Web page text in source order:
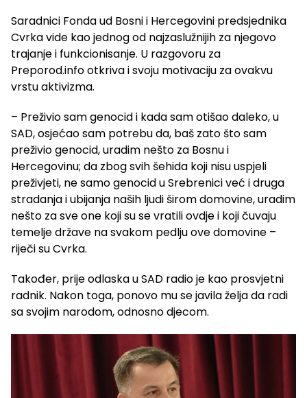
Saradnici Fonda ud Bosni i Hercegovini predsjednika
Cvrka vide kao jednog od najzaslužnijih za njegovo
trajanje i funkcionisanje. U razgovoru za
Preporod.info otkriva i svoju motivaciju za ovakvu
vrstu aktivizma.
– Preživio sam genocid i kada sam otišao daleko, u
SAD, osjećao sam potrebu da, baš zato što sam
preživio genocid, uradim nešto za Bosnu i
Hercegovinu; da zbog svih šehida koji nisu uspjeli
preživjeti, ne samo genocid u Srebrenici već i druga
stradanja i ubijanja naših ljudi širom domovine, uradim
nešto za sve one koji su se vratili ovdje i koji čuvaju
temelje države na svakom pedlju ove domovine –
riječi su Cvrka.
Također, prije odlaska u SAD radio je kao prosvjetni
radnik. Nakon toga, ponovo mu se javila želja da radi
sa svojim narodom, odnosno djecom.